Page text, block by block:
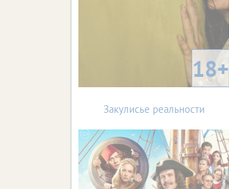
18+
Закулисье реальности